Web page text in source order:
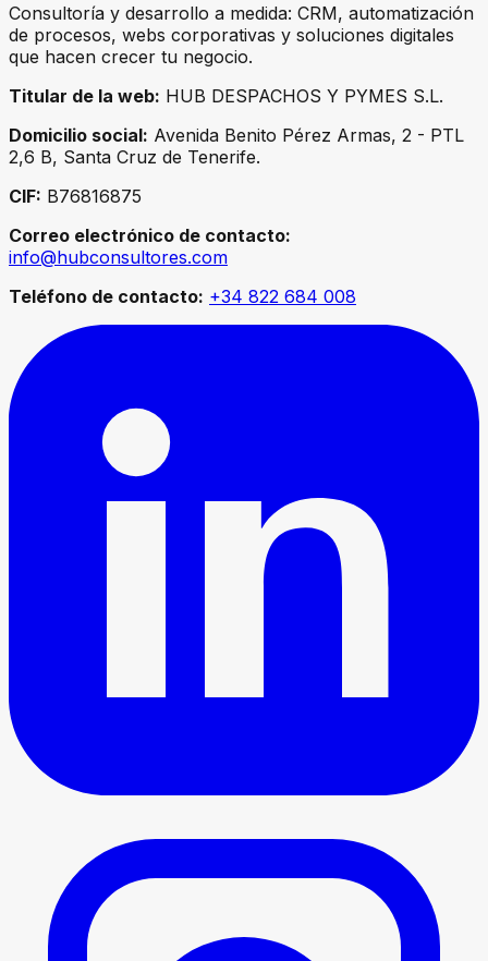
Consultoría y desarrollo a medida: CRM, automatización
de procesos, webs corporativas y soluciones digitales
que hacen crecer tu negocio.
Titular de la web: HUB DESPACHOS Y PYMES S.L.
Domicilio social: Avenida Benito Pérez Armas, 2 - PTL
2,6 B, Santa Cruz de Tenerife.
CIF: B76816875
Correo electrónico de contacto:
info@hubconsultores.com
Teléfono de contacto: +34 822 684 008